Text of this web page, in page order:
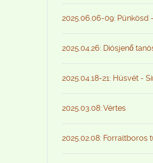
2025.06.06-09: Pünkösd
2025.04.26: Diósjenő
2025.04.18-21: Húsvét -
2025.03.08: Vértes
2025.02.08: Forraltboros